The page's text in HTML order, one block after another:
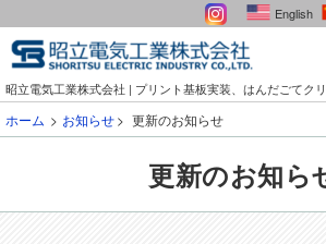
English
昭立電気工業株式会社 | プリント基板実装、はんだごてク
ホーム お知らせ 更新のお知らせ
更新のお知ら